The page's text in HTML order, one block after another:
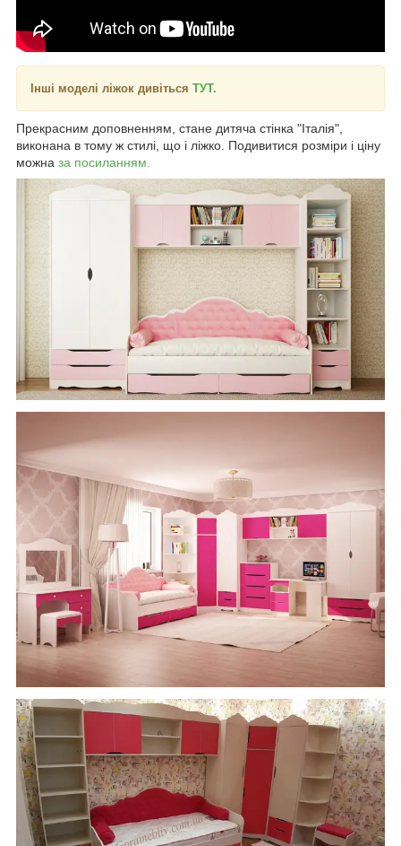
Інші моделі ліжок дивіться ТУТ.
Прекрасним доповненням, стане дитяча стінка "Італія",
виконана в тому ж стилі, що і ліжко. Подивитися розміри і ціну
можна за посиланням.